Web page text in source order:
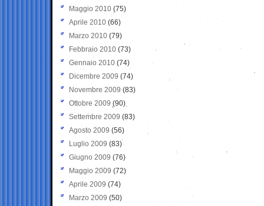
Maggio 2010 (75)
Aprile 2010 (66)
Marzo 2010 (79)
Febbraio 2010 (73)
Gennaio 2010 (74)
Dicembre 2009 (74)
Novembre 2009 (83)
Ottobre 2009 (90)
Settembre 2009 (83)
Agosto 2009 (56)
Luglio 2009 (83)
Giugno 2009 (76)
Maggio 2009 (72)
Aprile 2009 (74)
Marzo 2009 (50)